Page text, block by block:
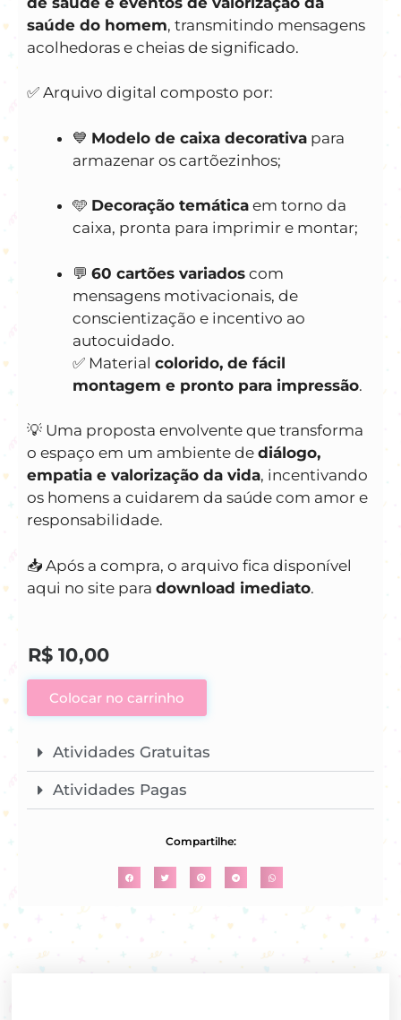
saúde do homem, transmitindo mensagens
acolhedoras e cheias de significado.
✅ Arquivo digital composto por:
💙 Modelo de caixa decorativa para
armazenar os cartõezinhos;
🩵 Decoração temática em torno da
caixa, pronta para imprimir e montar;
💬 60 cartões variados com
mensagens motivacionais, de
conscientização e incentivo ao
autocuidado.
✅ Material colorido, de fácil
montagem e pronto para impressão.
💡 Uma proposta envolvente que transforma
o espaço em um ambiente de diálogo,
empatia e valorização da vida, incentivando
os homens a cuidarem da saúde com amor e
responsabilidade.
📥 Após a compra, o arquivo fica disponível
aqui no site para download imediato.
R$ 10,00
Colocar no carrinho
Atividades Gratuitas
Atividades Pagas
Compartilhe: